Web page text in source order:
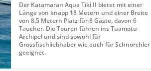
Der Katamaran Aqua Tiki II bietet mit einer
Länge von knapp 18 Metern und einer Breite
von 8.5 Metern Platz für 8 Gäste, davon 6
Taucher. Die Touren führen ins Tuamotu-
Archipel und sind sowohl für
Grossfischliebhaber wie auch für Schnorchler
geeignet.